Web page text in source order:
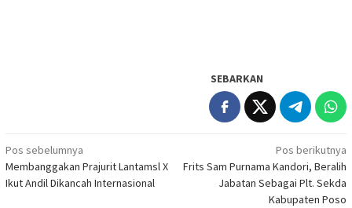
SEBARKAN
Navigasi
pos
Pos sebelumnya
Membanggakan Prajurit Lantamsl X
Ikut Andil Dikancah Internasional
Pos berikutnya
Frits Sam Purnama Kandori, Beralih
Jabatan Sebagai Plt. Sekda
Kabupaten Poso